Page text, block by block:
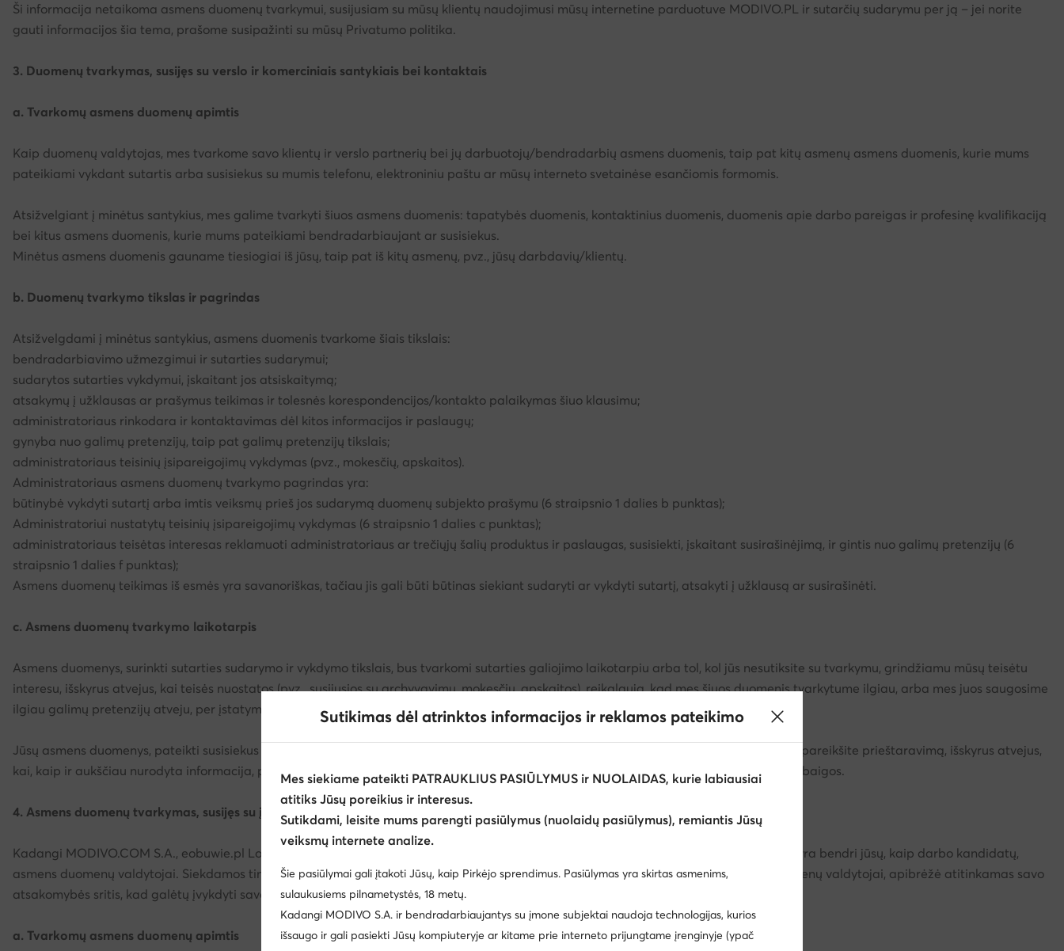
Ši informacija netaikoma asmens duomenų tvarkymui, susijusiam su mūsų klientų naudojimusi mūsų internetine parduotuve MODIVO.PL ir sutarčių sudarymu per ją – jei norite
gauti informacijos šia tema, prašome susipažinti su mūsų Privatumo politika.
3. Duomenų tvarkymas, susijęs su verslo ir komerciniais santykiais bei kontaktais
a. Tvarkomų asmens duomenų apimtis
Kaip duomenų valdytojas, mes tvarkome savo klientų ir verslo partnerių bei jų darbuotojų/bendradarbių asmens duomenis, taip pat kitų asmenų asmens duomenis, kurie mums
pateikiami vykdant sutartis arba susisiekus su mumis telefonu, elektroniniu paštu ar mūsų interneto svetainėse esančiomis formomis.
Atsižvelgiant į minėtus santykius, mes galime tvarkyti šiuos asmens duomenis: tapatybės duomenis, kontaktinius duomenis, duomenis apie darbo pareigas ir profesinę kvalifikaciją
bei kitus asmens duomenis, kurie mums pateikiami bendradarbiaujant ar susisiekus.
Minėtus asmens duomenis gauname tiesiogiai iš jūsų, taip pat iš kitų asmenų, pvz., jūsų darbdavių/klientų.
b. Duomenų tvarkymo tikslas ir pagrindas
Atsižvelgdami į minėtus santykius, asmens duomenis tvarkome šiais tikslais:
bendradarbiavimo užmezgimui ir sutarties sudarymui;
sudarytos sutarties vykdymui, įskaitant jos atsiskaitymą;
atsakymų į užklausas ar prašymus teikimas ir tolesnės korespondencijos/kontakto palaikymas šiuo klausimu;
administratoriaus rinkodara ir kontaktavimas dėl kitos informacijos ir paslaugų;
gynyba nuo galimų pretenzijų, taip pat galimų pretenzijų tikslais;
administratoriaus teisinių įsipareigojimų vykdymas (pvz., mokesčių, apskaitos).
Administratoriaus asmens duomenų tvarkymo pagrindas yra:
būtinybė vykdyti sutartį arba imtis veiksmų prieš jos sudarymą duomenų subjekto prašymu (6 straipsnio 1 dalies b punktas);
Administratoriui nustatytų teisinių įsipareigojimų vykdymas (6 straipsnio 1 dalies c punktas);
administratoriaus teisėtas interesas reklamuoti administratoriaus ar trečiųjų šalių produktus ir paslaugas, susisiekti, įskaitant susirašinėjimą, ir gintis nuo galimų pretenzijų (6
straipsnio 1 dalies f punktas);
Asmens duomenų teikimas iš esmės yra savanoriškas, tačiau jis gali būti būtinas siekiant sudaryti ar vykdyti sutartį, atsakyti į užklausą ar susirašinėti.
c. Asmens duomenų tvarkymo laikotarpis
Asmens duomenys, surinkti sutarties sudarymo ir vykdymo tikslais, bus tvarkomi sutarties galiojimo laikotarpiu arba tol, kol jūs nesutiksite su tvarkymu, grindžiamu mūsų teisėtu
interesu, išskyrus atvejus, kai teisės nuostatos (pvz., susijusios su archyvavimu, mokesčių, apskaitos), reikalauja, kad mes šiuos duomenis tvarkytume ilgiau, arba mes juos saugosime
ilgiau galimų pretenzijų atveju, per įstatyme nustatytą jų senaties terminą – priklausomai nuo to, kuris iš šių laikotarpių yra ilgesnis.
Jūsų asmens duomenys, pateikti susisiekus su mumis, bus tvarkomi iki bendravimo su jumis pabaigos, o rinkodaros veiklos atveju – iki jūs pareikšite prieštaravimą, išskyrus atvejus,
kai, kaip ir aukščiau nurodyta informacija, pagal įstatymą privalome juos tvarkyti ilgiau arba iki bet kokių pretenzijų senaties termino pabaigos.
4. Asmens duomenų tvarkymas, susijęs su įdarbinimu
Kadangi MODIVO.COM S.A., eobuwie.pl Logistics sp. z o.o. ir eschuhe.de GmbH vykdo bendrą įdarbinimo politiką MODIVO grupėje, jos yra bendri jūsų, kaip darbo kandidatų,
asmens duomenų valdytojai. Siekdamos tinkamai įvykdyti savo pareigas pagal BDAR 26 straipsnį, minėtos bendrovės, kaip bendri duomenų valdytojai, apibrėžė atitinkamas savo
atsakomybės sritis, kad galėtų įvykdyti savo pareigas pagal BDAR.
a. Tvarkomų asmens duomenų apimtis
Sutikimas dėl atrinktos informacijos ir reklamos pateikimo
Mes siekiame pateikti PATRAUKLIUS PASIŪLYMUS ir NUOLAIDAS, kurie labiausiai
atitiks Jūsų poreikius ir interesus.
Sutikdami, leisite mums parengti pasiūlymus (nuolaidų pasiūlymus), remiantis Jūsų
veiksmų internete analize.
Šie pasiūlymai gali įtakoti Jūsų, kaip Pirkėjo sprendimus. Pasiūlymas yra skirtas asmenims,
sulaukusiems pilnametystės, 18 metų.
Kadangi MODIVO S.A. ir bendradarbiaujantys su įmone subjektai naudoja technologijas, kurios
išsaugo ir gali pasiekti Jūsų kompiuteryje ar kitame prie interneto prijungtame įrenginyje (ypač